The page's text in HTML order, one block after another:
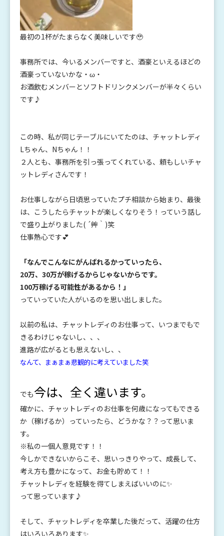
最初の1杯がたまらなく美味しいです🥹
事務所では、今いるメンバーですと、酒豪といえるほどの
酒豪っていないかな・ω・
お酒飲むメンバーとソフトドリンクメンバーが半々くらい
です♪
この時、私が同じテーブルにいてたのは、チャットレディ
Lちゃん、Nちゃん！！
２人とも、事務所を引っ張ってくれている、頼もしいチャ
ットレディさんです！
お仕事しながら日頃思っていたプチ相談から始まり、最後
は、こうしたらチャットが楽しくなりそう！っていう話し
で盛り上がりました( ´艸｀)笑
仕事熱心です💕
「なんでこんなにがんばれるかっていったら、
20万、30万が稼げるからじゃないからです。
100万稼げる可能性があるから！」
っていっていた人がいるのを思い出しました。
以前の私は、チャットレディのお仕事って、いつまでもで
きるわけじゃないし、、、
進路が広がるとも思えないし、、
なんて、まぁまぁ悲観的に考えていました笑
でも今は、全く違います。
確かに、チャットレディのお仕事を何歳になってもできる
か（稼げるか）っていったら、どうかな？？って思いま
す。
※私の一個人意見です！！
今しかできないからこそ、思いっきりやって、成長して、
考え方も豊かになって、お金も貯めて！！
チャットレディを経験を得てしまえばいいのに✨
って思っています♪
そして、チャットレディを卒業した後だって、活躍の仕方
はいろいろあります✨